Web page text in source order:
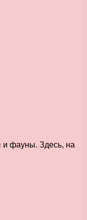
и фауны. Здесь, на